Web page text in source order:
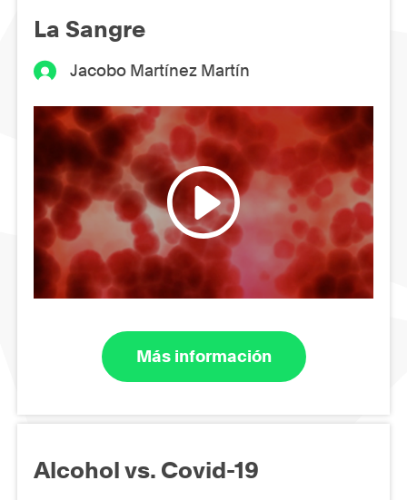
La Sangre
Jacobo Martínez Martín
Más información
Alcohol vs. Covid-19